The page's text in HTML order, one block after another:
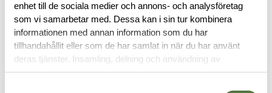
enhet till de sociala medier och annons- och analysföretag
som vi samarbetar med. Dessa kan i sin tur kombinera
informationen med annan information som du har
tillhandahållit eller som de har samlat in när du har använt
deras tjänster. Insamling, delning och användning av
personuppgifter kan användas för personalisering av
OM VARUMÄRKET